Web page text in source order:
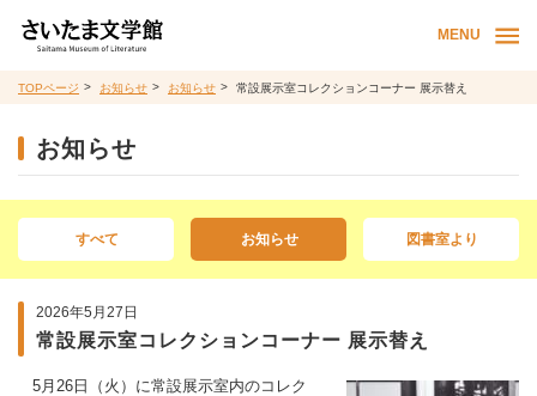
MENU
TOPページ お知らせ お知らせ 常設展示室コレクションコーナー 展示替え
お知らせ
すべて お知らせ 図書室より
2026年5月27日
常設展示室コレクションコーナー 展示替え
5月26日（火）に常設展示室内のコレク